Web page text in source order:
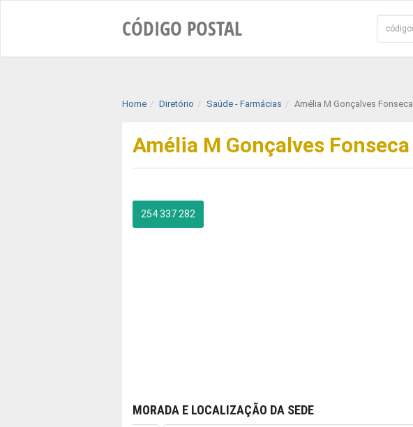
CÓDIGO POSTAL
Home Diretório Saúde - Farmácias Amélia M Gonçalves Fonseca
Amélia M Gonçalves Fonseca
254 337 282
MORADA E LOCALIZAÇÃO DA SEDE